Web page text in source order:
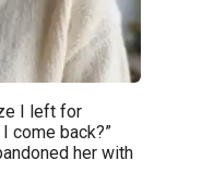
I left for
come back?”
her with